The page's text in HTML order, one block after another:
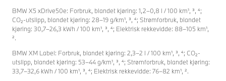
BMW X5 xDrive50e: Forbruk, blandet kjøring: 1,2–0,8 l / 100 km¹, ³, ⁴;
CO₂-utslipp, blandet kjøring: 28–19 g/km¹, ³, ⁴; Strømforbruk, blandet
kjøring: 30,7–26,3 kWh / 100 km¹, ³, ⁴; Elektrisk rekkevidde: 88–105 km¹,
².
BMW XM Label: Forbruk, blandet kjøring: 2,3–2 l / 100 km¹, ³, ⁴; CO₂-
utslipp, blandet kjøring: 53–44 g/km¹, ³, ⁴; Strømforbruk, blandet kjøring:
33,7–32,6 kWh / 100 km¹, ³, ⁴; Elektrisk rekkevidde: 76–82 km¹, ².